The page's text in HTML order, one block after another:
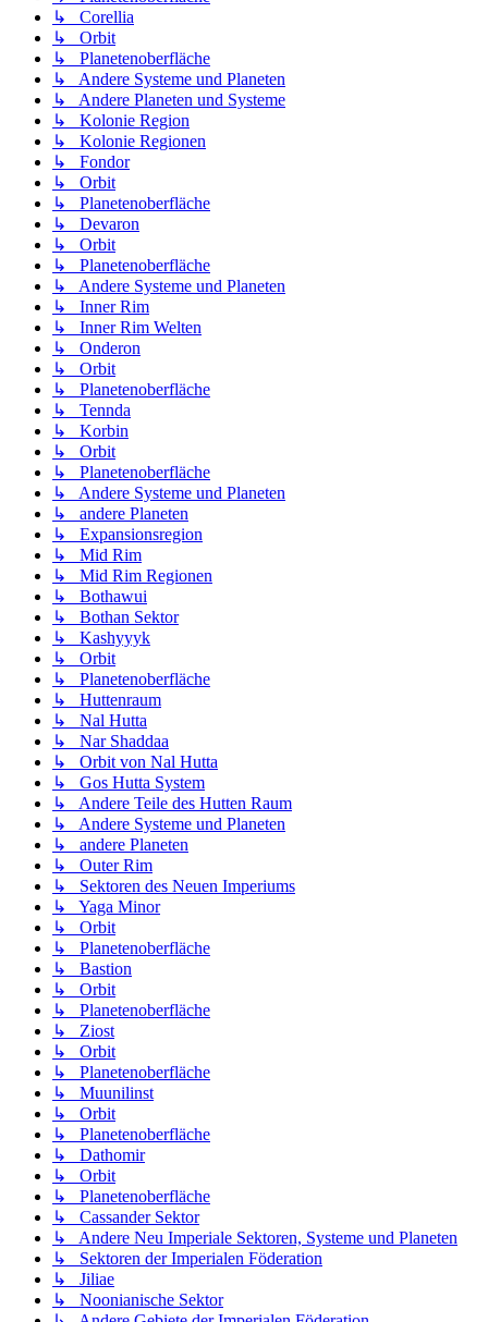
↳ Corellia
↳ Orbit
↳ Planetenoberfläche
↳ Andere Systeme und Planeten
↳ Andere Planeten und Systeme
↳ Kolonie Region
↳ Kolonie Regionen
↳ Fondor
↳ Orbit
↳ Planetenoberfläche
↳ Devaron
↳ Orbit
↳ Planetenoberfläche
↳ Andere Systeme und Planeten
↳ Inner Rim
↳ Inner Rim Welten
↳ Onderon
↳ Orbit
↳ Planetenoberfläche
↳ Tennda
↳ Korbin
↳ Orbit
↳ Planetenoberfläche
↳ Andere Systeme und Planeten
↳ andere Planeten
↳ Expansionsregion
↳ Mid Rim
↳ Mid Rim Regionen
↳ Bothawui
↳ Bothan Sektor
↳ Kashyyyk
↳ Orbit
↳ Planetenoberfläche
↳ Huttenraum
↳ Nal Hutta
↳ Nar Shaddaa
↳ Orbit von Nal Hutta
↳ Gos Hutta System
↳ Andere Teile des Hutten Raum
↳ Andere Systeme und Planeten
↳ andere Planeten
↳ Outer Rim
↳ Sektoren des Neuen Imperiums
↳ Yaga Minor
↳ Orbit
↳ Planetenoberfläche
↳ Bastion
↳ Orbit
↳ Planetenoberfläche
↳ Ziost
↳ Orbit
↳ Planetenoberfläche
↳ Muunilinst
↳ Orbit
↳ Planetenoberfläche
↳ Dathomir
↳ Orbit
↳ Planetenoberfläche
↳ Cassander Sektor
↳ Andere Neu Imperiale Sektoren, Systeme und Planeten
↳ Sektoren der Imperialen Föderation
↳ Jiliae
↳ Noonianische Sektor